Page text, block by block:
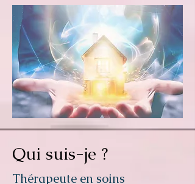
Qui suis-je ?
Thérapeute en soins